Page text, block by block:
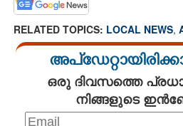
RELATED TOPICS: LOCAL NEWS,
ഒരു ദിവസത്തെ
നിങ്ങളുടെ